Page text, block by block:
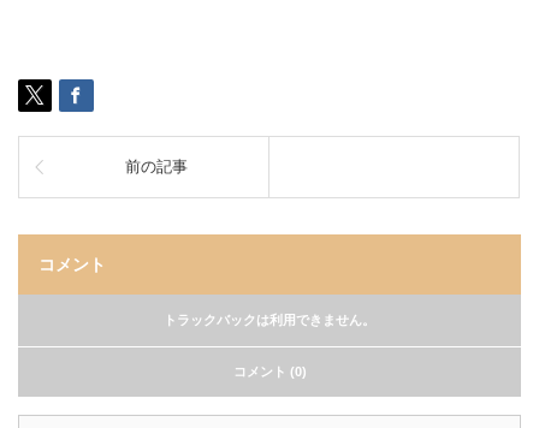
前の記事
コメント
トラックバックは利用できません。
コメント (0)